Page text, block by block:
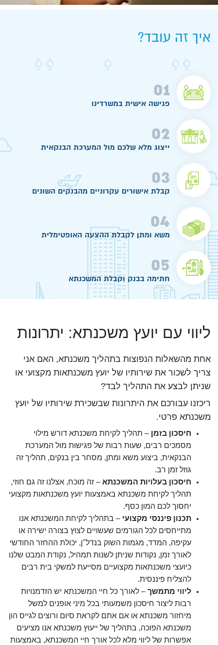
איך זה עובד?
01
פגישה אישית במשרדינו
02
ייצוג מלא שלכם מול המערכת הבנקאית
03
קבלת אישורים עקרוניים מהבנקים השונים
04
משא ומתן לקבלת ההצעה האופטימלית
05
חתימה בבנק וקבלת המשכנתא
ליווי עם יועץ משכנתא: יתרונות
אחת מהשאלות הנפוצות בתהליך משכנתא, האם אני
צריך לשכור את שירותיו של יועץ משכנתאות מקצועי או
שניתן לבצע את התהליך לבד?
ריכזנו עבורכם את היתרונות שבשכירת שירותיו של יועץ
משכנתא פרטי.
חיסכון בזמן – תהליך לקיחת משכנתא דורש מילוי
מסמכים רבים, שעות רבות של פגישות מול המערכת
הבנקאית, ביצוע משא ומתן, מסחר בין בנקים, תהליך זה
גוזל זמן רב.
חיסכון בעלויות המשכנתא – זה מוכח, אצלנו זה גם חוזי,
תהליך לקיחת משכנתא באמצעות יועץ משכנתאות מקצועי
יחסוך לכם המון כסף.
תכנון פיננסי מקצועי – בתהליך לקיחת המשכנתא אנו
מתייחסים לכל הגורמים שעשויים לצוץ בצורה ישירה או
עקיפה, המדד, מגמות השוק בנדל"ן, יכולת ההחזר החודשי
לאורך זמן, נקודות שניתן לשנות תמהיל, נקודת המבט שלנו
כיועצי משכנתאות מקצועיים מסייעת למשקי בית רבים
להצליח פיננסית.
ליווי מתמשך – לאורך כל חיי המשכנתא יש הזדמנויות
רבות ליצור חיסכון משמעותי בכל מיני אופנים למשל
מיחזור משכנתא או אם אתם לקראת סיום ורוצים לגייס הון
משכנתא הפוכה, בתהליך של ייעוץ משכנתא אנו מציעים
אפשרות של ליווי מלא לכל אורך חיי המשכנתא, באמצעות